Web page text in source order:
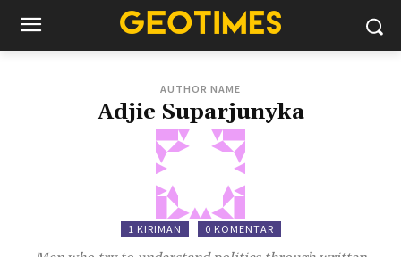
AUTHOR NAME
Adjie Suparjunyka
1 KIRIMAN 0 KOMENTAR